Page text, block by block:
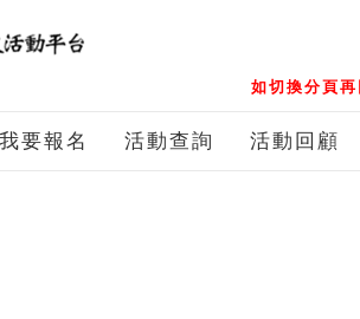
如切換分頁
我要報名 活動查詢 活動回顧